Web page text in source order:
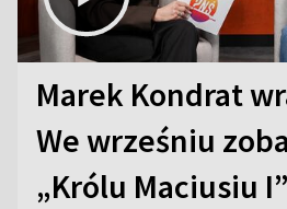
Marek Kondrat
We wrześniu
„Królu Maciusiu I”